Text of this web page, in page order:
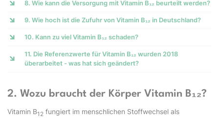
8. Wie kann die Versorgung mit Vitamin B₁₂ beurteilt werden?
9. Wie hoch ist die Zufuhr von Vitamin B₁₂ in Deutschland?
10. Kann zu viel Vitamin B₁₂ schaden?
11. Die Referenzwerte für Vitamin B₁₂ wurden 2018
überarbeitet - was hat sich geändert?
2. Wozu braucht der Körper Vitamin B₁₂?
Vitamin B12 fungiert im menschlichen Stoffwechsel als